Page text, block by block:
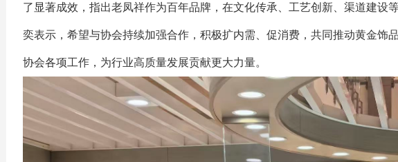
了显著成效，指出老凤祥作为百年品牌，在文化传承、工艺创新、渠道建设
奕表示，希望与协会持续加强合作，积极扩内需、促消费，共同推动黄金饰
协会各项工作，为行业高质量发展贡献更大力量。